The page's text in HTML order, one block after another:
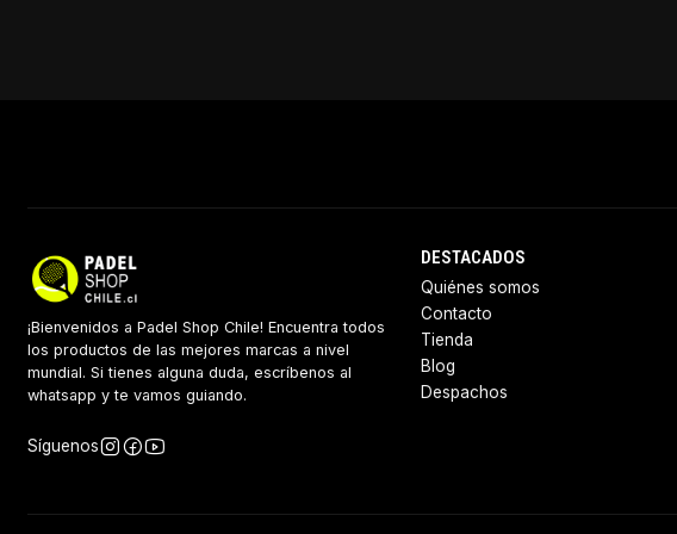
¡Bienvenidos a Padel Shop Chile! Encuentra todos
los productos de las mejores marcas a nivel
mundial. Si tienes alguna duda, escríbenos al
whatsapp y te vamos guiando.
Síguenos
DESTACADOS
Quiénes somos
Contacto
Tienda
Blog
Despachos